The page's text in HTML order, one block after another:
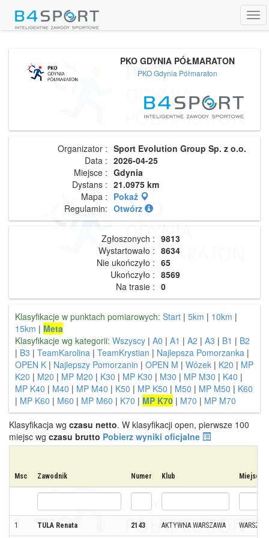
PKO GDYNIA PÓŁMARATON
PKO Gdynia Półmaraton
Organizator : Sport Evolution Group Sp. z o.o.
Data : 2026-04-25
Miejsce : Gdynia
Dystans : 21.0975 km
Mapa : Pokaż
Regulamin: Otwórz
Zgłoszonych : 9813
Wystartowało : 8634
Nie ukończyło : 65
Ukończyło : 8569
Na trasie : 0
Klasyfikacje w punktach pomiarowych: Start | 5km | 10km |
15km | Meta
Klasyfikacje wg kategorii: Wszyscy | A0 | A1 | A2 | A3 | B1 | B2
| B3 | TeamKarolina | TeamKrystian | Najlepsza Pomorzanka |
OPEN K | Najlepszy Pomorzanin | OPEN M | Wózek | K20 | MP
K20 | M20 | MP M20 | K30 | MP K30 | M30 | MP M30 | K40 |
MP K40 | M40 | MP M40 | K50 | MP K50 | M50 | MP M50 | K60
| MP K60 | M60 | MP M60 | K70 | MP K70 | M70 | MP M70
Klasyfikacja wg czasu netto. W klasyfikacji open, pierwsze 100
miejsc wg czasu brutto Pobierz wyniki oficjalne
Msc Zawodnik Numer Klub
1 TULA Renata 2143 AKTYWNA WARSZAWA